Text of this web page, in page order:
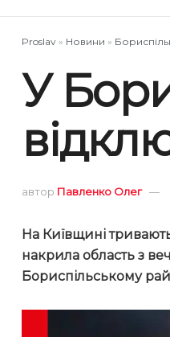
Proslav » Новини »
У
автор Павленко Олег
На Київщині
накрила область з
Бориспільському